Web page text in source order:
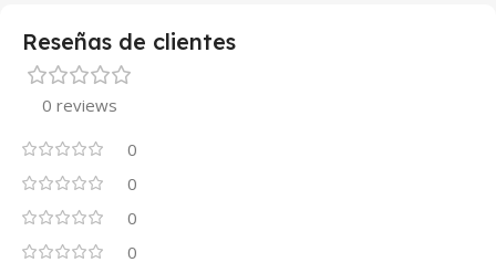
Reseñas de clientes
0 reviews
0
0
0
0